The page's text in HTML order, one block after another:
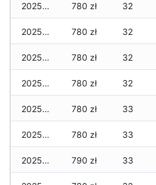
2025-12-23 780 zł 32
2025-12-22 780 zł 32
2025-12-21 780 zł 32
2025-12-20 780 zł 32
2025-12-19 780 zł 33
2025-12-18 780 zł 33
2025-12-17 790 zł 33